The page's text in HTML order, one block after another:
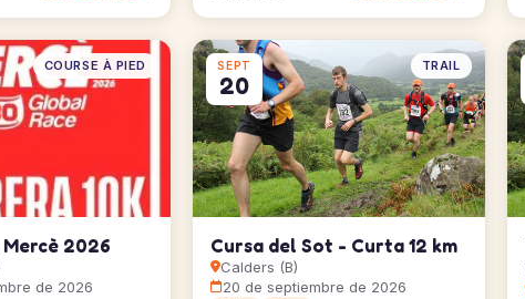
COURSE À PIED
2026
de 2026
SEPT
20
TRAIL
Cursa del Sot - Curta 12 km
Calders (B)
20 de septiembre de 2026